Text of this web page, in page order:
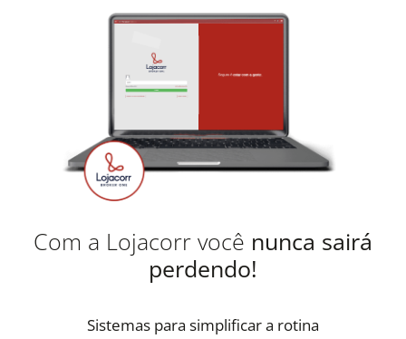
Com a Lojacorr você nunca sairá
perdendo!
Sistemas para simplificar a rotina